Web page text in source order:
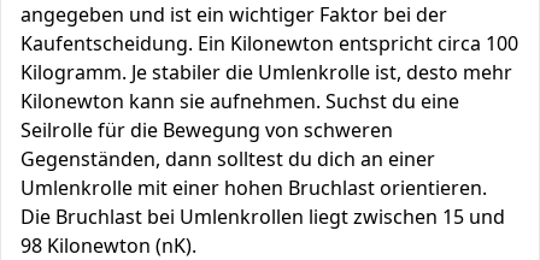
angegeben und ist ein wichtiger Faktor bei der
Kaufentscheidung. Ein Kilonewton entspricht circa 100
Kilogramm. Je stabiler die Umlenkrolle ist, desto mehr
Kilonewton kann sie aufnehmen. Suchst du eine
Seilrolle für die Bewegung von schweren
Gegenständen, dann solltest du dich an einer
Umlenkrolle mit einer hohen Bruchlast orientieren.
Die Bruchlast bei Umlenkrollen liegt zwischen 15 und
98 Kilonewton (nK).